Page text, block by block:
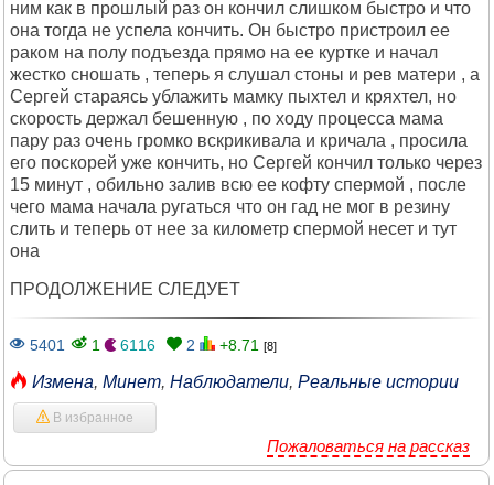
ним как в прошлый раз он кончил слишком быстро и что
она тогда не успела кончить. Он быстро пристроил ее
раком на полу подъезда прямо на ее куртке и начал
жестко сношать , теперь я слушал стоны и рев матери , а
Сергей стараясь ублажить мамку пыхтел и кряхтел, но
скорость держал бешенную , по ходу процесса мама
пару раз очень громко вскрикивала и кричала , просила
его поскорей уже кончить, но Сергей кончил только через
15 минут , обильно залив всю ее кофту спермой , после
чего мама начала ругаться что он гад не мог в резину
слить и теперь от нее за километр спермой несет и тут
она
ПРОДОЛЖЕНИЕ СЛЕДУЕТ
5401 1 6116 2 +8.71 [8]
Измена, Минет, Наблюдатели, Реальные истории
В избранное
Пожаловаться на рассказ